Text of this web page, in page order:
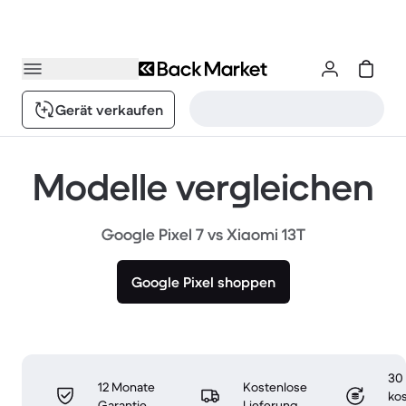
Gerät verkaufen
Modelle vergleichen
Google Pixel 7 vs Xiaomi 13T
Google Pixel shoppen
12 Monate
Kostenlose
30